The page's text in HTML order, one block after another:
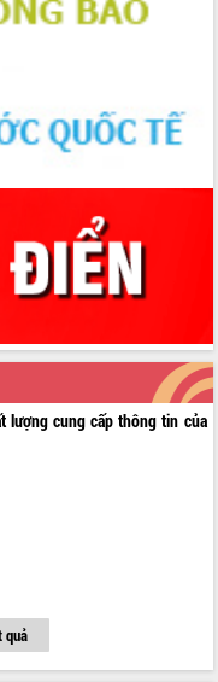
lượng cung cấp thông tin của
quả